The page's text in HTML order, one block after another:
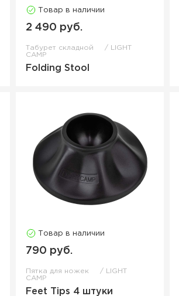
Товар в наличии
2 490 руб.
Табурет складной
LIGHT
CAMP
Folding Stool
Товар в наличии
790 руб.
Пятка для ножек
LIGHT
CAMP
Feet Tips 4 штуки